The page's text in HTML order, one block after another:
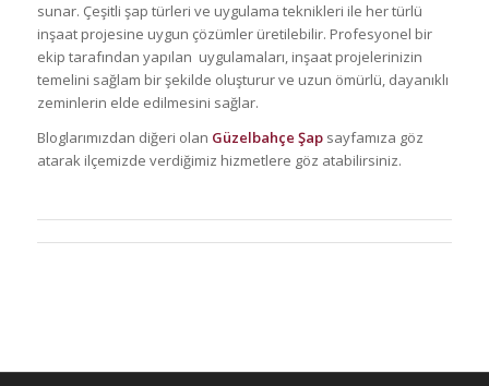
sunar. Çeşitli şap türleri ve uygulama teknikleri ile her türlü
inşaat projesine uygun çözümler üretilebilir. Profesyonel bir
ekip tarafından yapılan uygulamaları, inşaat projelerinizin
temelini sağlam bir şekilde oluşturur ve uzun ömürlü, dayanıklı
zeminlerin elde edilmesini sağlar.
Bloglarımızdan diğeri olan Güzelbahçe Şapsayfamıza göz
atarak ilçemizde verdiğimiz hizmetlere göz atabilirsiniz.